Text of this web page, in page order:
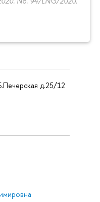
д.25/12